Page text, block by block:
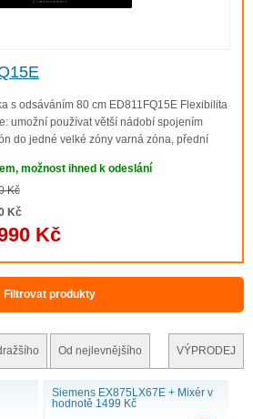
tukový filtr a dát jej bezpečně
s odsáváním 80 cm ED811FQ15E Flexibilita
umožní používat větší nádobí spojením
do jedné velké zóny varná zóna, přední
možnost ihned k odeslání
Kč
Kč
Kč
Filtrovat produkty
Od nejlevnějšího VÝPRODEJ
Siemens EX875LX67E + Mixér v
hodnotě 1499 Kč